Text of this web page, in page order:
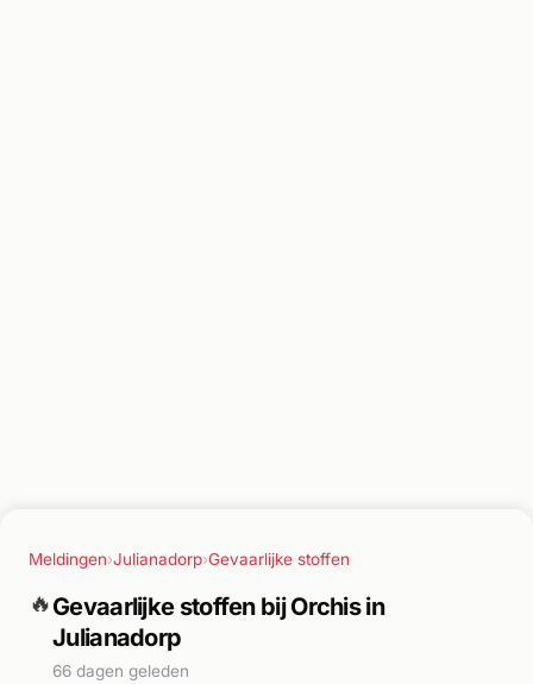
Meldingen›Julianadorp›Gevaarlijke stoffen
🔥Gevaarlijke stoffen bij Orchis in
Julianadorp
66 dagen geleden